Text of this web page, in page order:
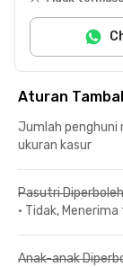
Aturan
Jumlah penghuni
ukuran kasur
Pasutri
• Tidak,
Anak-anak